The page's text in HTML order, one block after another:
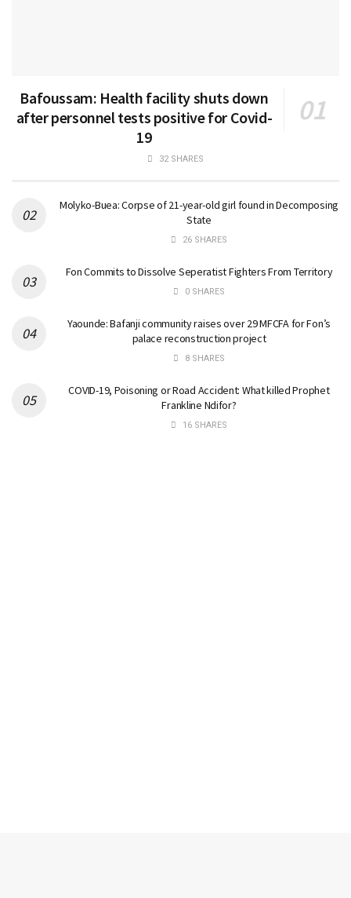
Bafoussam: Health facility shuts down
after personnel tests positive for Covid-
19
32 SHARES
Molyko-Buea: Corpse of 21-year-old girl found in Decomposing
State
26 SHARES
Fon Commits to Dissolve Seperatist Fighters From Territory
0 SHARES
Yaounde: Bafanji community raises over 29 MFCFA for Fon’s
palace reconstruction project
8 SHARES
COVID-19, Poisoning or Road Accident: What killed Prophet
Frankline Ndifor?
16 SHARES